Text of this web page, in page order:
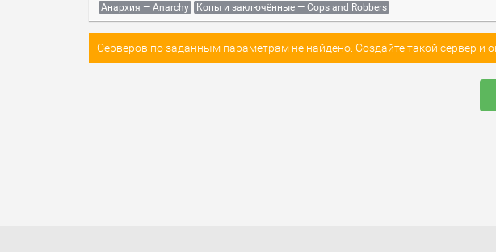
Анархия — Anarchy
Копы и заключённые — Cops and Robbers
Серверов по заданным параметрам не найдено. Создайте такой сервер и